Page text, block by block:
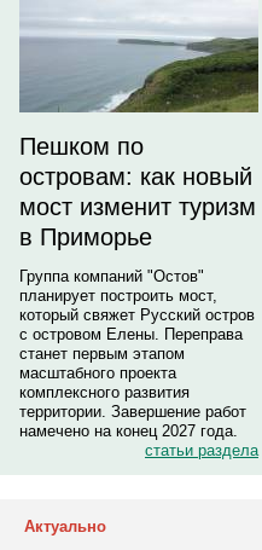
Пешком по
островам: как новый
мост изменит туризм
в Приморье
Группа компаний "Остов"
планирует построить мост,
который свяжет Русский остров
с островом Елены. Переправа
станет первым этапом
масштабного проекта
комплексного развития
территории. Завершение работ
намечено на конец 2027 года.
статьи раздела
Актуально